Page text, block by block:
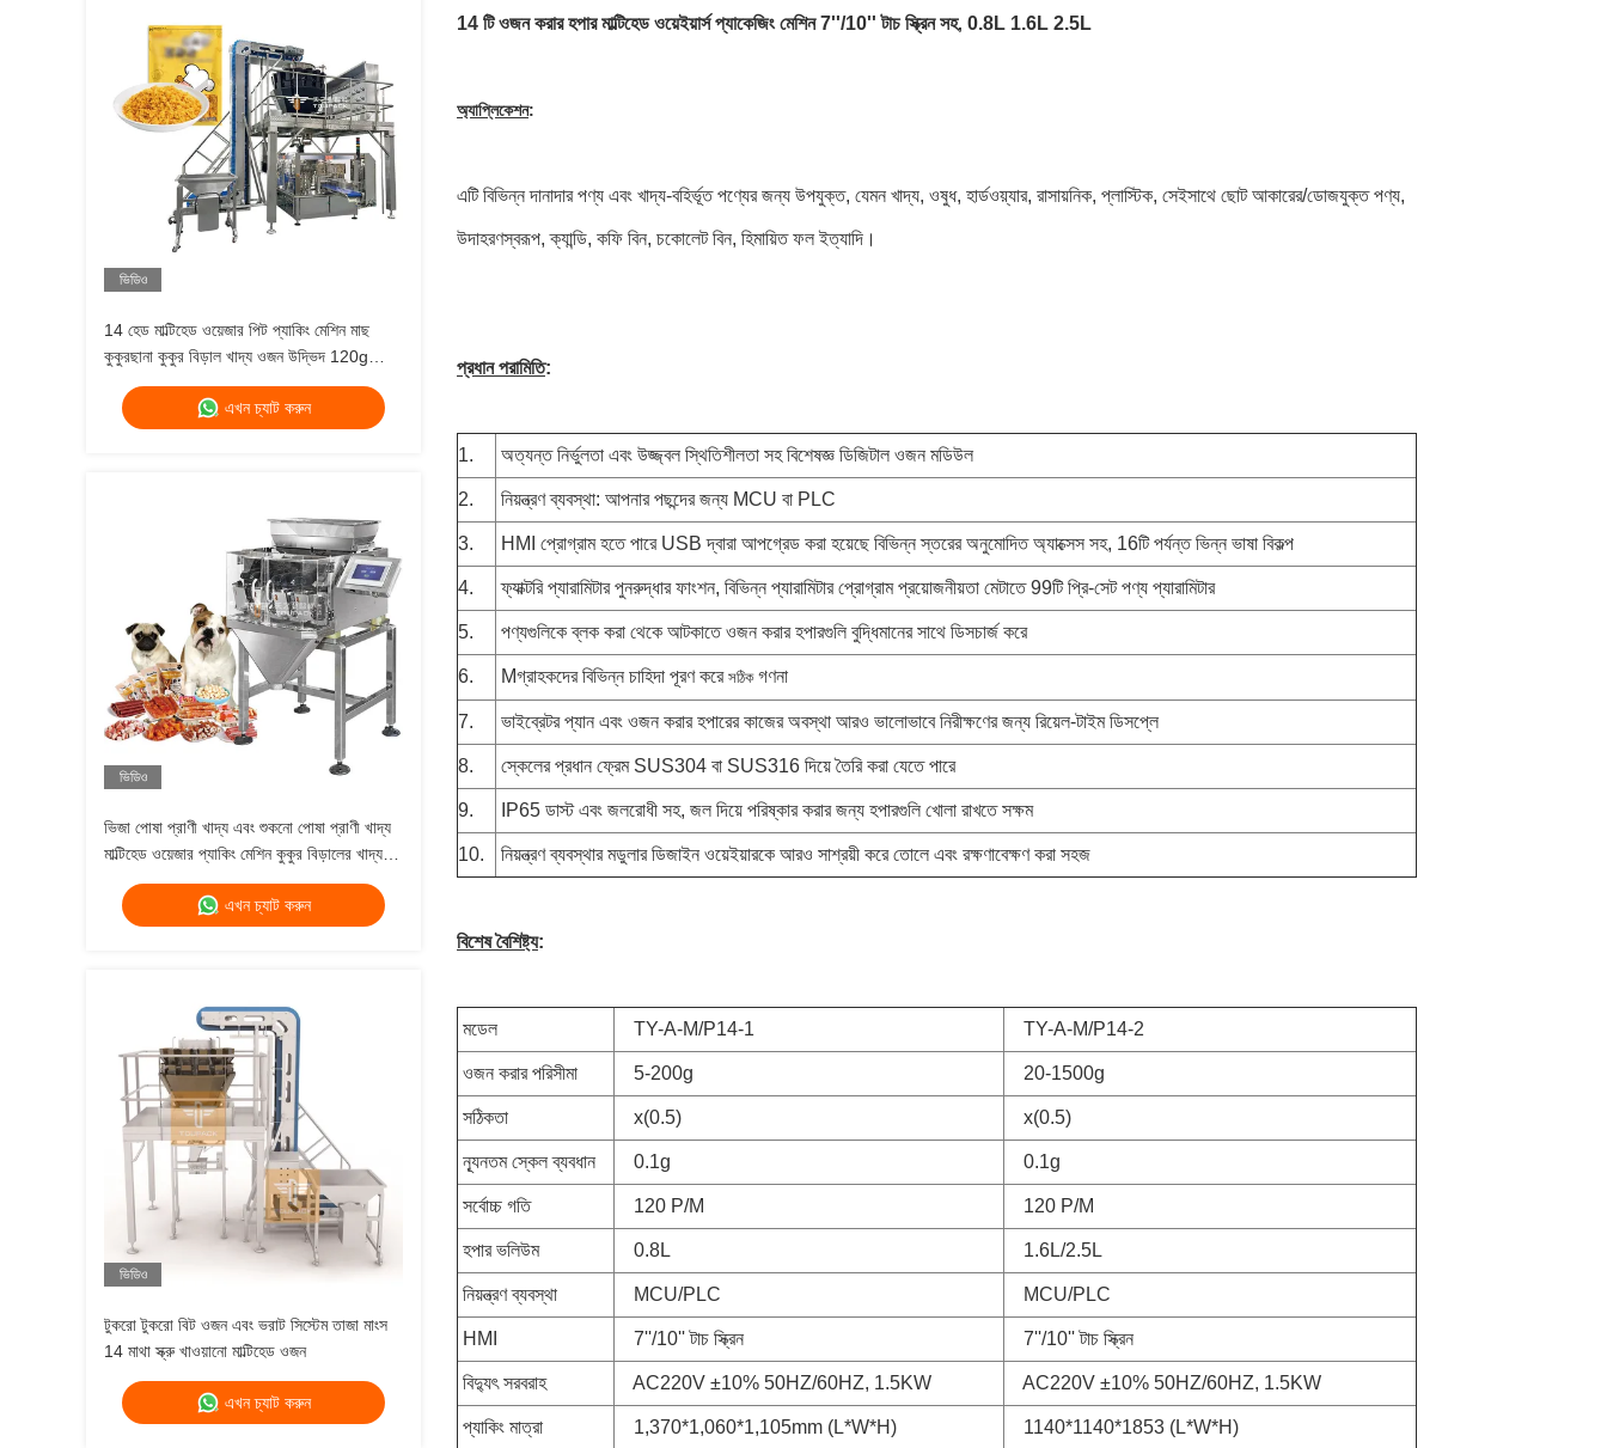
ভিডিও
14 হেড মাল্টিহেড ওয়েজার পিট প্যাকিং মেশিন মাছ
কুকুরছানা কুকুর বিড়াল খাদ্য ওজন উদ্ভিদ 120g
240g 400g 1kg জিপলক প্যাকিং মেশিন
এখন চ্যাট করুন
ভিডিও
ভিজা পোষা প্রাণী খাদ্য এবং শুকনো পোষা প্রাণী খাদ্য
মাল্টিহেড ওয়েজার প্যাকিং মেশিন কুকুর বিড়ালের খাদ্য
ওজন 120g 240g 400g 1kg ব্যাগ প্যাকিং মেশিন
এখন চ্যাট করুন
ভিডিও
টুকরো টুকরো বিট ওজন এবং ভরাট সিস্টেম তাজা মাংস
14 মাথা স্ক্রু খাওয়ানো মাল্টিহেড ওজন
এখন চ্যাট করুন
14 টি ওজন করার হপার মাল্টিহেড ওয়েইয়ার্স প্যাকেজিং মেশিন 7''/10'' টাচ স্ক্রিন সহ, 0.8L 1.6L 2.5L
অ্যাপ্লিকেশন:
এটি বিভিন্ন দানাদার পণ্য এবং খাদ্য-বহির্ভূত পণ্যের জন্য উপযুক্ত, যেমন খাদ্য, ওষুধ, হার্ডওয়্যার, রাসায়নিক, প্লাস্টিক, সেইসাথে ছোট আকারের/ডোজযুক্ত পণ্য,
উদাহরণস্বরূপ, ক্যান্ডি, কফি বিন, চকোলেট বিন, হিমায়িত ফল ইত্যাদি।
প্রধান পরামিতি:
1. অত্যন্ত নির্ভুলতা এবং উজ্জ্বল স্থিতিশীলতা সহ বিশেষজ্ঞ ডিজিটাল ওজন মডিউল
2. নিয়ন্ত্রণ ব্যবস্থা: আপনার পছন্দের জন্য MCU বা PLC
3. HMI প্রোগ্রাম হতে পারে USB দ্বারা আপগ্রেড করা হয়েছে বিভিন্ন স্তরের অনুমোদিত অ্যাক্সেস সহ, 16টি পর্যন্ত ভিন্ন ভাষা বিকল্প
4. ফ্যাক্টরি প্যারামিটার পুনরুদ্ধার ফাংশন, বিভিন্ন প্যারামিটার প্রোগ্রাম প্রয়োজনীয়তা মেটাতে 99টি প্রি-সেট পণ্য প্যারামিটার
5. পণ্যগুলিকে ব্লক করা থেকে আটকাতে ওজন করার হপারগুলি বুদ্ধিমানের সাথে ডিসচার্জ করে
6. Mগ্রাহকদের বিভিন্ন চাহিদা পূরণ করে সঠিক গণনা
7. ভাইব্রেটর প্যান এবং ওজন করার হপারের কাজের অবস্থা আরও ভালোভাবে নিরীক্ষণের জন্য রিয়েল-টাইম ডিসপ্লে
8. স্কেলের প্রধান ফ্রেম SUS304 বা SUS316 দিয়ে তৈরি করা যেতে পারে
9. IP65 ডাস্ট এবং জলরোধী সহ, জল দিয়ে পরিষ্কার করার জন্য হপারগুলি খোলা রাখতে সক্ষম
10. নিয়ন্ত্রণ ব্যবস্থার মডুলার ডিজাইন ওয়েইয়ারকে আরও সাশ্রয়ী করে তোলে এবং রক্ষণাবেক্ষণ করা সহজ
বিশেষ বৈশিষ্ট্য:
মডেল TY-A-M/P14-1 TY-A-M/P14-2
ওজন করার পরিসীমা 5-200g 20-1500g
সঠিকতা x(0.5) x(0.5)
ন্যূনতম স্কেল ব্যবধান 0.1g 0.1g
সর্বোচ্চ গতি 120 P/M 120 P/M
হপার ভলিউম 0.8L 1.6L/2.5L
নিয়ন্ত্রণ ব্যবস্থা MCU/PLC MCU/PLC
HMI 7''/10'' টাচ স্ক্রিন 7''/10'' টাচ স্ক্রিন
বিদ্যুৎ সরবরাহ AC220V ±10% 50HZ/60HZ, 1.5KW AC220V ±10% 50HZ/60HZ, 1.5KW
প্যাকিং মাত্রা 1,370*1,060*1,105mm (L*W*H) 1140*1140*1853 (L*W*H)